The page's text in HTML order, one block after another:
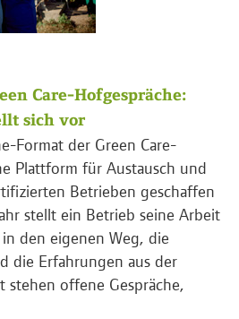
Care-Hofgespräche:
sich vor
Format der Green Care-
Plattform für Austausch und
Betrieben geschaffen
stellt ein Betrieb seine Arbeit
den eigenen Weg, die
die Erfahrungen aus der
stehen offene Gespräche,